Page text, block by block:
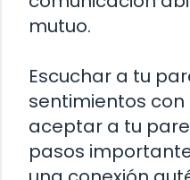
mutuo.
Escuchar a tu
sentimientos
aceptar a tu
pasos